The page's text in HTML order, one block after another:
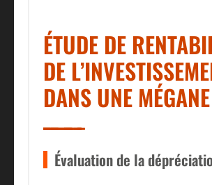
ÉTUDE DE
DE
DANS UNE
Évaluation de la